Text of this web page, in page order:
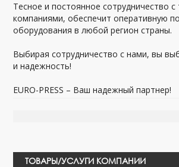
Тесное и постоянное сотрудничество
компаниями, обеспечит оперативную
оборудования в любой регион страны.
Выбирая сотрудничество с нами, вы
и надежность!
EURO-PRESS – Ваш надежный партнер!
ТОВАРЫ/УСЛУГИ КОМПАНИИ